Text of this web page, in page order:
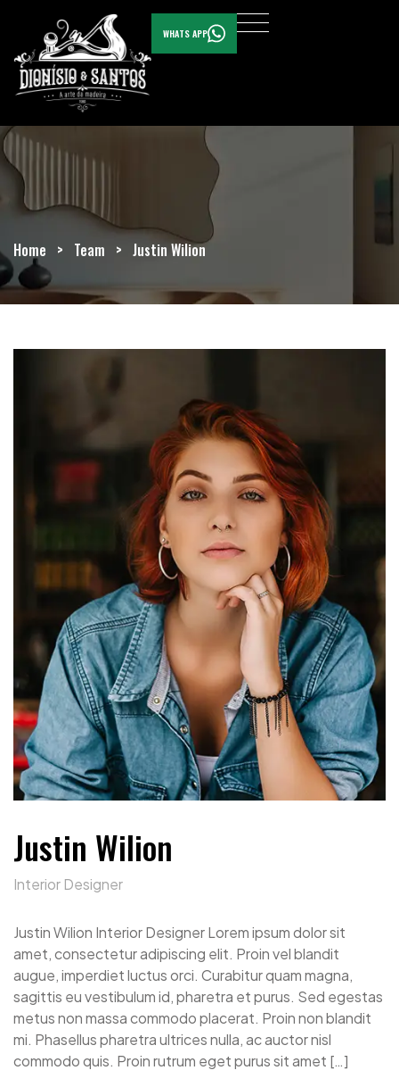
WHATS APP
Home > Team > Justin Wilion
Justin Wilion
Interior Designer
Justin Wilion Interior Designer Lorem ipsum dolor sit
amet, consectetur adipiscing elit. Proin vel blandit
augue, imperdiet luctus orci. Curabitur quam magna,
sagittis eu vestibulum id, pharetra et purus. Sed egestas
metus non massa commodo placerat. Proin non blandit
mi. Phasellus pharetra ultrices nulla, ac auctor nisl
commodo quis. Proin rutrum eget purus sit amet […]